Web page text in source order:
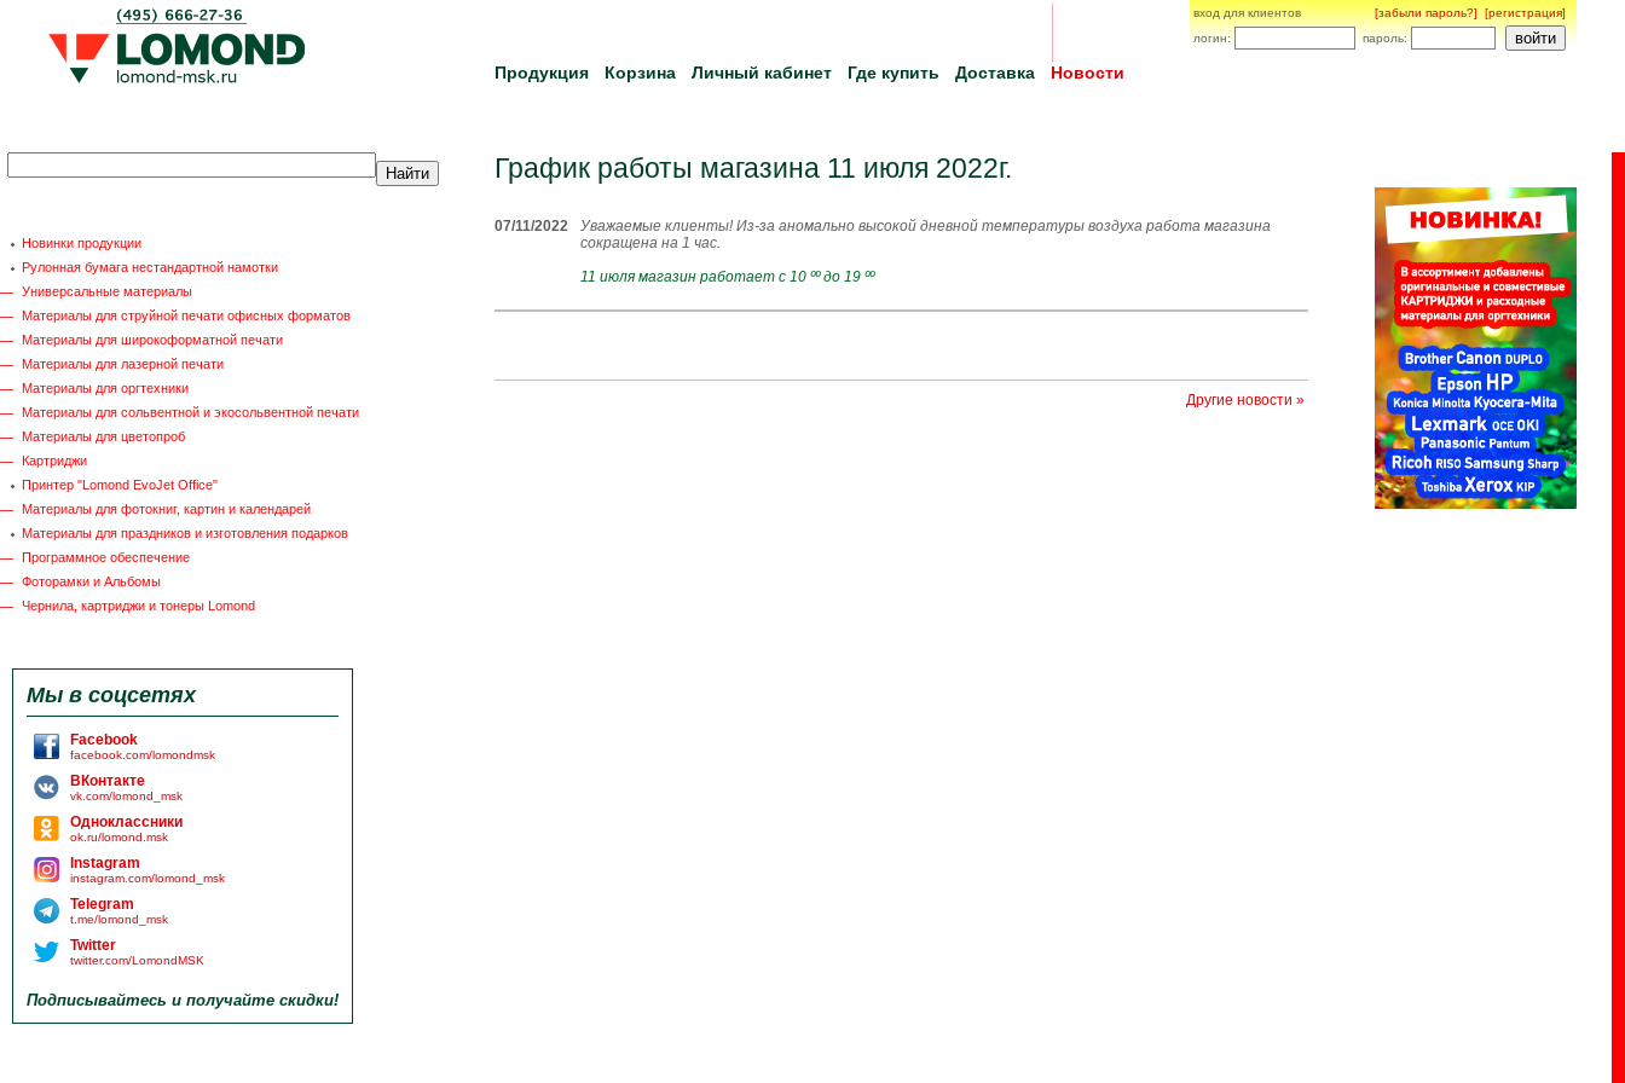
вход для клиентов [забыли пароль?]
[регистрация]
логин:
пароль:
Продукция Корзина Личный кабинет Где купить Доставка Новости
Новинки продукции
Рулонная бумага нестандартной намотки
Универсальные материалы
Материалы для струйной печати офисных форматов
Материалы для широкоформатной печати
Материалы для лазерной печати
Материалы для оргтехники
Материалы для сольвентной и экосольвентной печати
Материалы для цветопроб
Картриджи
Принтер "Lomond EvoJet Office"
Материалы для фотокниг, картин и календарей
Материалы для праздников и изготовления подарков
Программное обеспечение
Фоторамки и Альбомы
Чернила, картриджи и тонеры Lomond
Мы в соцсетях
Facebook
facebook.com/lomondmsk
ВКонтакте
vk.com/lomond_msk
Одноклассники
ok.ru/lomond.msk
Instagram
instagram.com/lomond_msk
Telegram
t.me/lomond_msk
Twitter
twitter.com/LomondMSK
Подписывайтесь и получайте скидки!
График работы магазина 11 июля 2022г.
07/11/2022
Уважаемые клиенты! Из-за аномально высокой дневной температуры воздуха работа магазина
сокращена на 1 час.
11 июля магазин работает с 10 ºº до 19 ºº
Другие новости »